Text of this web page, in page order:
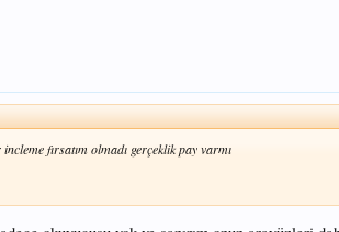
fırsatım olmadı gerçeklik pay varmı